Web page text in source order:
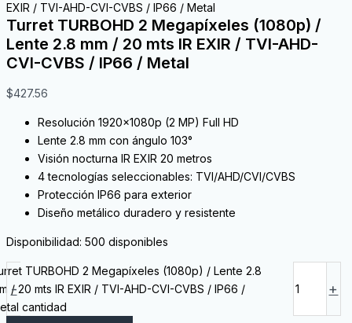
EXIR / TVI-AHD-CVI-CVBS / IP66 / Metal
Turret TURBOHD 2 Megapíxeles (1080p) /
Lente 2.8 mm / 20 mts IR EXIR / TVI-AHD-
CVI-CVBS / IP66 / Metal
$427.56
Resolución 1920x1080p (2 MP) Full HD
Lente 2.8 mm con ángulo 103°
Visión nocturna IR EXIR 20 metros
4 tecnologías seleccionables: TVI/AHD/CVI/CVBS
Protección IP66 para exterior
Diseño metálico duradero y resistente
Disponibilidad: 500 disponibles
-
TURBOHD 2 Megapíxeles (1080p) / Lente 2.8
/ 20 mts IR EXIR / TVI-AHD-CVI-CVBS / IP66 /
cantidad
+